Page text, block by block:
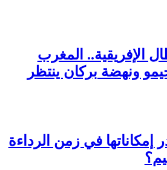
الإفريقية.. المغرب
ونهضة بركان ينتظر
إمكاناتها في زمن الرداءة